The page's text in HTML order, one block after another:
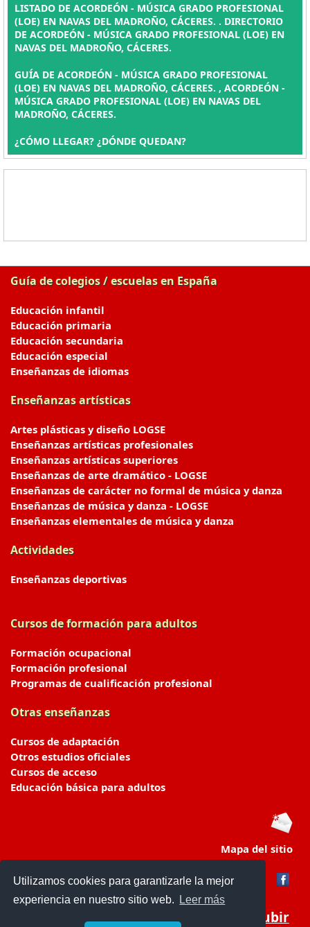
Utilizamos cookies para garantizarle la mejor
experiencia en nuestro sitio web.
Leer más
LISTADO DE ACORDEÓN - MÚSICA GRADO PROFESIONAL
(LOE) EN NAVAS DEL MADROÑO, CÁCERES. . DIRECTORIO
DE ACORDEÓN - MÚSICA GRADO PROFESIONAL (LOE) EN
NAVAS DEL MADROÑO, CÁCERES.
GUÍA DE ACORDEÓN - MÚSICA GRADO PROFESIONAL
(LOE) EN NAVAS DEL MADROÑO, CÁCERES. , ACORDEÓN -
MÚSICA GRADO PROFESIONAL (LOE) EN NAVAS DEL
MADROÑO, CÁCERES.
¿CÓMO LLEGAR? ¿DÓNDE QUEDAN?
Guía de colegios / escuelas en España
Educación infantil
Educación primaria
Educación secundaria
Educación especial
Enseñanzas de idiomas
Enseñanzas artísticas
Artes plásticas y diseño LOGSE
Enseñanzas artísticas profesionales
Enseñanzas artísticas superiores
Enseñanzas de arte dramático - LOGSE
Enseñanzas de carácter no formal de música y danza
Enseñanzas de música y danza - LOGSE
Enseñanzas elementales de música y danza
Actividades
Enseñanzas deportivas
Cursos de formación para adultos
Formación ocupacional
Formación profesional
Programas de cualificación profesional
Otras enseñanzas
Cursos de adaptación
Otros estudios oficiales
Cursos de acceso
Educación básica para adultos
Mapa del sitio
Subir